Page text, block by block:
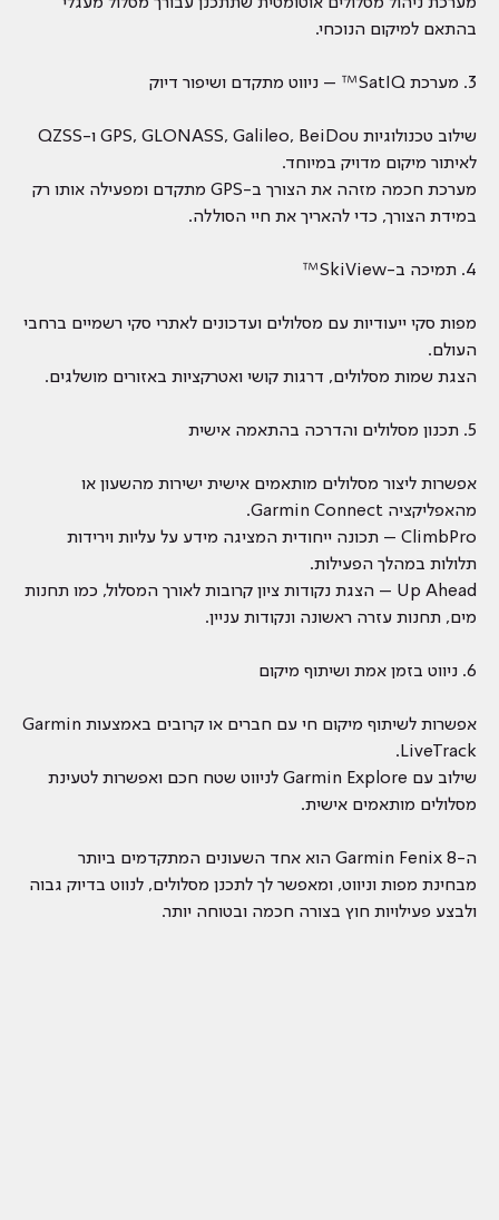
בהתאם למיקום הנוכחי.
3. מערכת SatIQ™ – ניווט מתקדם ושיפור דיוק
שילוב טכנולוגיות GPS, GLONASS, Galileo, BeiDou ו-QZSS
לאיתור מיקום מדויק במיוחד.
מערכת חכמה מזהה את הצורך ב-GPS מתקדם ומפעילה אותו רק
במידת הצורך, כדי להאריך את חיי הסוללה.
4. תמיכה ב-SkiView™
מפות סקי ייעודיות עם מסלולים ועדכונים לאתרי סקי רשמיים ברחבי
העולם.
הצגת שמות מסלולים, דרגות קושי ואטרקציות באזורים מושלגים.
5. תכנון מסלולים והדרכה בהתאמה אישית
אפשרות ליצור מסלולים מותאמים אישית ישירות מהשעון או
מהאפליקציה Garmin Connect.
ClimbPro – תכונה ייחודית המציגה מידע על עליות וירידות
תלולות במהלך הפעילות.
Up Ahead – הצגת נקודות ציון קרובות לאורך המסלול, כמו תחנות
מים, תחנות עזרה ראשונה ונקודות עניין.
6. ניווט בזמן אמת ושיתוף מיקום
אפשרות לשיתוף מיקום חי עם חברים או קרובים באמצעות Garmin
LiveTrack.
שילוב עם Garmin Explore לניווט שטח חכם ואפשרות לטעינת
מסלולים מותאמים אישית.
ה-Garmin Fenix 8 הוא אחד השעונים המתקדמים ביותר
מבחינת מפות וניווט, ומאפשר לך לתכנן מסלולים, לנווט בדיוק גבוה
ולבצע פעילויות חוץ בצורה חכמה ובטוחה יותר.